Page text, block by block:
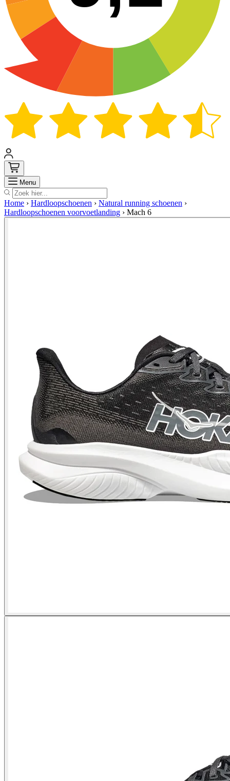
Menu Zoek
Home › Hardloopschoenen › Natural running schoenen ›
Hardloopschoenen voorvoetlanding › Mach 6